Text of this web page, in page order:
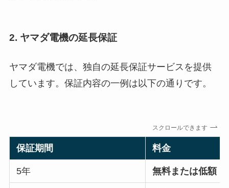
2. ヤマダ電機の延長保証
ヤマダ電機では、独自の延長保証サービスを提供
しています。保証内容の一例は以下の通りです。
スクロールできます
保証期間 料金
5年 無料または低額